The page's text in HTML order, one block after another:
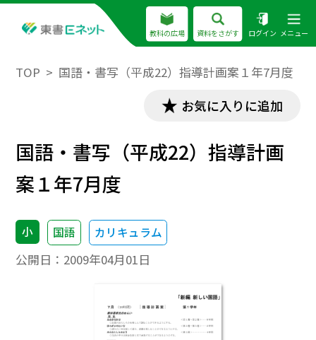
教科の広場 資料をさがす ログイン メニュー
TOP 国語・書写（平成22）指導計画案１年7月度
お気に入りに追加
国語・書写（平成22）指導計画
案１年7月度
小 国語 カリキュラム
公開日： 2009年04月01日